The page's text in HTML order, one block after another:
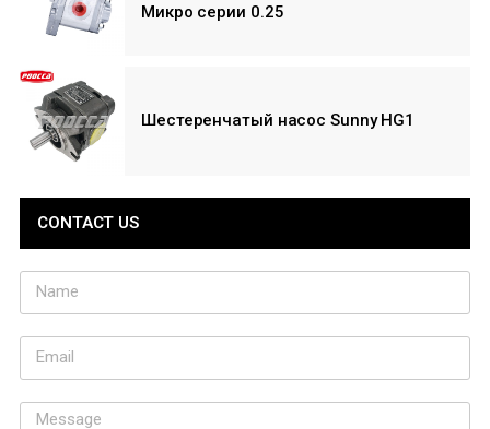
Микро серии 0.25
Шестеренчатый насос Sunny HG1
CONTACT US